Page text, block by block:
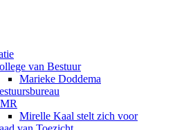
van Bestuur
Marieke Doddema
Mirelle Kaal stelt zich voor